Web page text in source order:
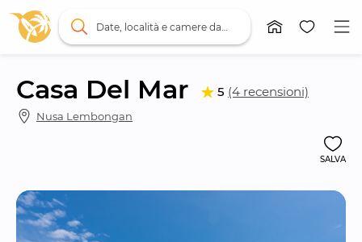
Casa Del Mar 5 (4 recensioni)
Nusa Lembongan
SALVA